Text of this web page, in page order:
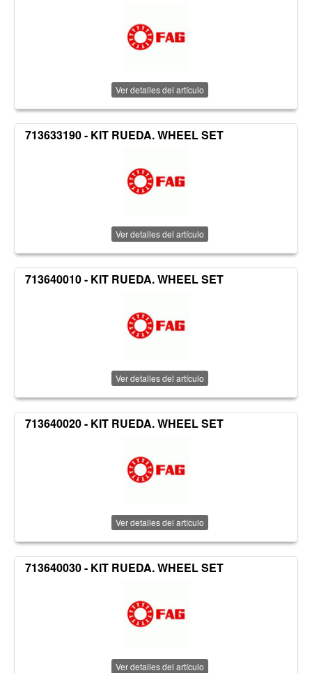
Ver detalles del artículo
713633190 - KIT RUEDA. WHEEL SET
Ver detalles del artículo
713640010 - KIT RUEDA. WHEEL SET
Ver detalles del artículo
713640020 - KIT RUEDA. WHEEL SET
Ver detalles del artículo
713640030 - KIT RUEDA. WHEEL SET
Ver detalles del artículo